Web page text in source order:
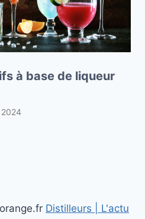
à base de liqueur
Distilleurs | L'actu